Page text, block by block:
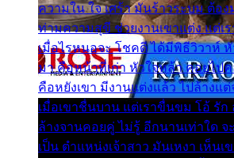
ความใน ใจ เศร้า มันร้าวระบม ต้อ
ท่ามความสุขี ช่วยงานเขาแต่ง แต่เ
เมื่อไรหนอจะ โชคดี ได้มีพิธีวิวาห์
มา คือหน้าที่เก่า หัวใจหล้า คอยไป
คือหยังเขา มีงานแต่งแล้ว ไปล้างแ
เมื่อเขาชื่นบาน แต่เราขื่นขม โอ้ รัก
ล้างจานคอยคู่ ไม่รู้ อีกนานเท่าใด จ
เป็น ตำแหน่งเจ้าสาว มันเหงา เห็น